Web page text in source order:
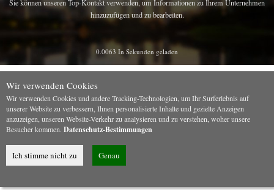
Sie können unseren Top-Kontakt verwenden, um Informationen zu Ihrem Unternehmen
hinzuzufügen und zu bearbeiten.
0.0063 In Sekunden geladen
Wir verwenden Cookies
Wir verwenden Cookies und andere Tracking-Technologien, um Ihr Surferlebnis auf
unserer Website zu verbessern, Ihnen personalisierte Inhalte und gezielte Anzeigen
anzuzeigen, unseren Website-Verkehr zu analysieren und zu verstehen, woher unsere
Besucher kommen. Datenschutz-Bestimmungen
Ich stimme nicht zu Genau